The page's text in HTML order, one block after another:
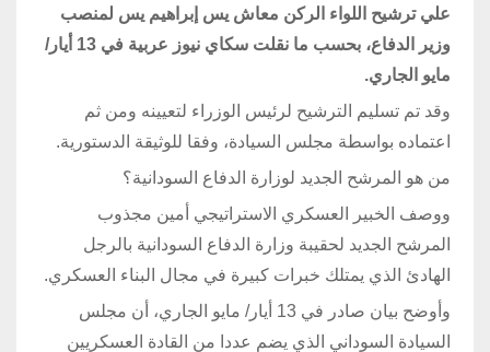
علي ترشيح اللواء الركن معاش يس إبراهيم يس لمنصب
وزير الدفاع، بحسب ما نقلت سكاي نيوز عربية في 13 أيار/
مايو الجاري.
وقد تم تسليم الترشيح لرئيس الوزراء لتعيينه ومن ثم
اعتماده بواسطة مجلس السيادة، وفقا للوثيقة الدستورية.
من هو المرشح الجديد لوزارة الدفاع السودانية؟
ووصف الخبير العسكري الاستراتيجي أمين مجذوب
المرشح الجديد لحقيبة وزارة الدفاع السودانية بالرجل
الهادئ الذي يمتلك خبرات كبيرة في مجال البناء العسكري.
وأوضح بيان صادر في 13 أيار/ مايو الجاري، أن مجلس
السيادة السوداني الذي يضم عددا من القادة العسكريين